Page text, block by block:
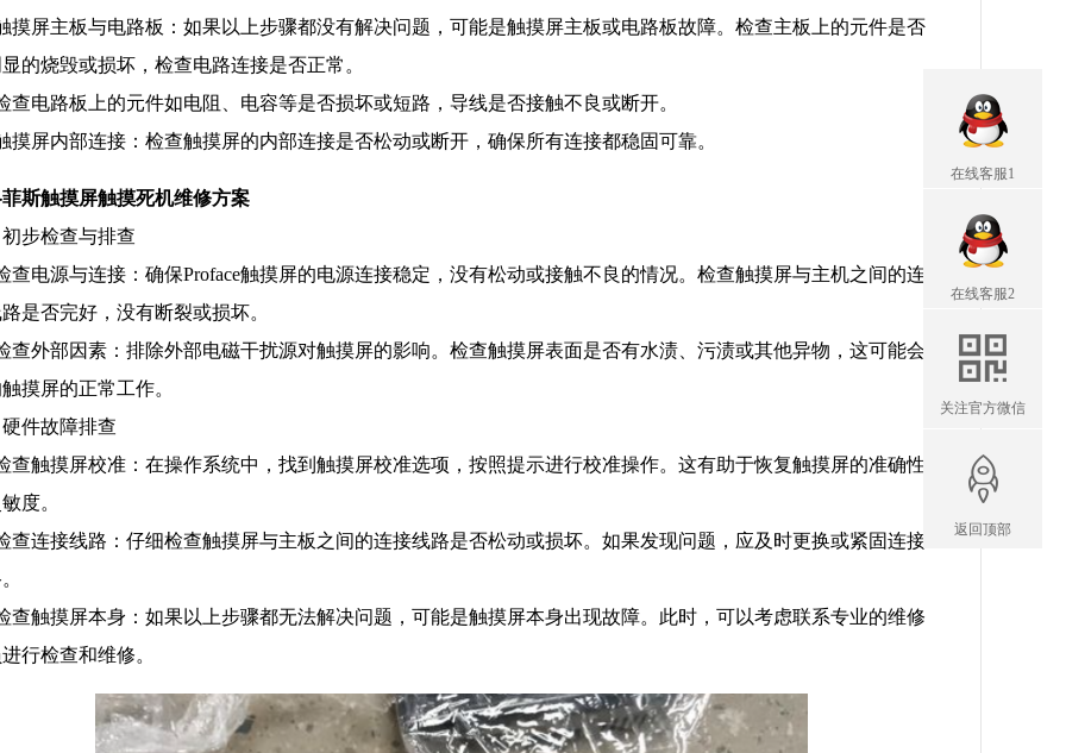
摸屏主板与电路板：如果以上步骤都没有解决问题，可能是触摸屏主板或电路板故障。检查主板上的元件是否
的烧毁或损坏，检查电路连接是否正常。
查电路板上的元件如电阻、电容等是否损坏或短路，导线是否接触不良或断开。
摸屏内部连接：检查触摸屏的内部连接是否松动或断开，确保所有连接都稳固可靠。
斯触摸屏触摸死机维修方案
步检查与排查
查电源与连接：确保Proface触摸屏的电源连接稳定，没有松动或接触不良的情况。检查触摸屏与主机之间的连
是否完好，没有断裂或损坏。
查外部因素：排除外部电磁干扰源对触摸屏的影响。检查触摸屏表面是否有水渍、污渍或其他异物，这可能会
摸屏的正常工作。
件故障排查
查触摸屏校准：在操作系统中，找到触摸屏校准选项，按照提示进行校准操作。这有助于恢复触摸屏的准确性
度。
查连接线路：仔细检查触摸屏与主板之间的连接线路是否松动或损坏。如果发现问题，应及时更换或紧固连接
查触摸屏本身：如果以上步骤都无法解决问题，可能是触摸屏本身出现故障。此时，可以考虑联系专业的维修
行检查和维修。
在线客服1
在线客服2
关注官方微信
返回顶部